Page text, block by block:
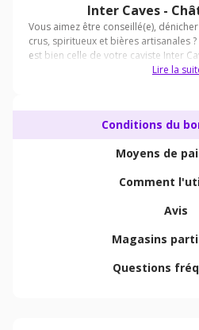
Inter Caves -
Lire la
Conditions du
Moyens de
Comment
Avis
Magasins
Questions